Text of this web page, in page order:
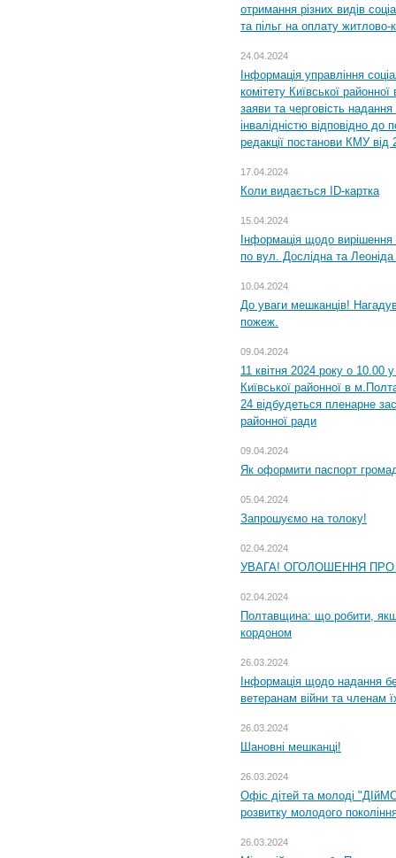
отримання різних видів
та пільг на оплату
24.04.2024
Інформація управління
комітету Київської
заяви та черговість надання
інвалідністю відповідно
редакції постанови КМУ
17.04.2024
Коли видається ID-картка
15.04.2024
Інформація щодо
по вул. Дослідна та Леоніда
10.04.2024
До уваги мешканців!
пожеж.
09.04.2024
11 квітня 2024 року о 10.00
Київської районної в
24 відбудеться пленарне
районної ради
09.04.2024
Як оформити паспорт
05.04.2024
Запрошуємо на толоку!
02.04.2024
УВАГА! ОГОЛОШЕННЯ
02.04.2024
Полтавщина: що робити,
кордоном
26.03.2024
Інформація щодо надання
ветеранам війни та членам
26.03.2024
Шановні мешканці!
26.03.2024
Офіс дітей та молоді
розвитку молодого
26.03.2024